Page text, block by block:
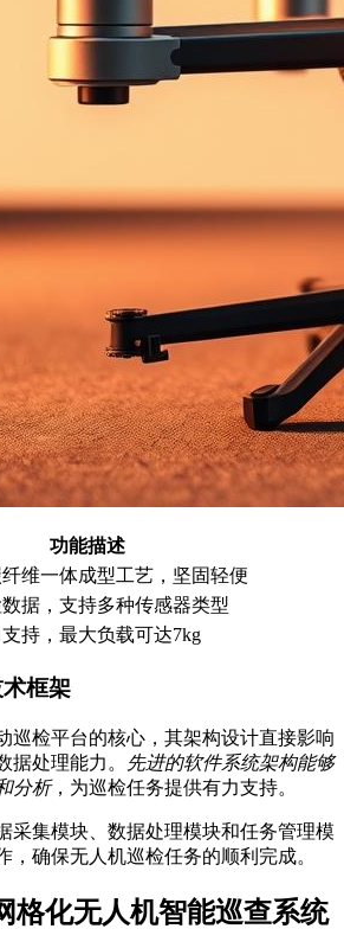
功能描述
维一体成型工艺，坚固轻便
据，支持多种传感器类型
持，最大负载可达7kg
框架
巡检平台的核心，其架构设计直接影响
据处理能力。
先进的软件系统架构能够
分析，为巡检任务提供有力支持。
采集模块、数据处理模块和任务管理模
，确保无人机巡检任务的顺利完成。
格化无人机智能巡查系统